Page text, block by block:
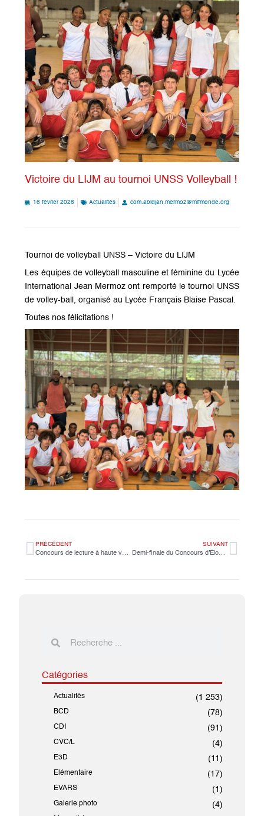
Victoire du LIJM au tournoi UNSS Volleyball !
16 février 2026 Actualités com.abidjan.mermoz@mlfmonde.org
Tournoi de volleyball UNSS – Victoire du LIJM
Les équipes de volleyball masculine et féminine du Lycée
International Jean Mermoz ont remporté le tournoi UNSS
de volley-ball, organisé au Lycée Français Blaise Pascal.
Toutes nos félicitations !
PRÉCÉDENT
Concours de lecture à haute voix – CM2B
SUIVANT
Demi-finale du Concours d’Éloquence 2026 : 6 binômes qualifiés pour la finale
Catégories
Actualités (1 253)
BCD (78)
CDI (91)
CVC/L (4)
E3D (11)
Elémentaire (17)
EVARS (1)
Galerie photo (4)